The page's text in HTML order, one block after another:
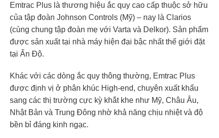
Emtrac Plus là thương hiệu ắc quy cao cấp thuộc sở hữu
của tập đoàn Johnson Controls (Mỹ) – nay là Clarios
(cùng chung tập đoàn mẹ với Varta và Delkor). Sản phẩm
được sản xuất tại nhà máy hiện đại bậc nhất thế giới đặt
tại Ấn Độ.
Khác với các dòng ắc quy thông thường, Emtrac Plus
được định vị ở phân khúc High-end, chuyên xuất khẩu
sang các thị trường cực kỳ khắt khe như Mỹ, Châu Âu,
Nhật Bản và Trung Đông nhờ khả năng chịu nhiệt và độ
bền bỉ đáng kinh ngạc.